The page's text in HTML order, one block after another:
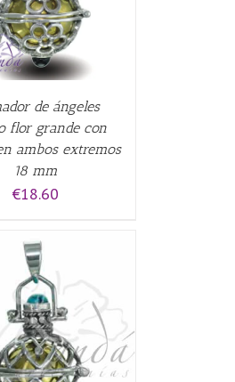
de ángeles
flor grande con
ambos extremos
18 mm
€18.60